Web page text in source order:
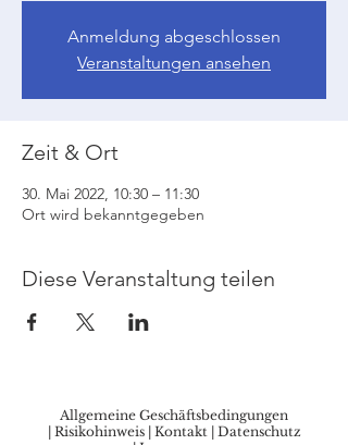
Anmeldung abgeschlossen
Veranstaltungen ansehen
Zeit & Ort
30. Mai 2022, 10:30 – 11:30
Ort wird bekanntgegeben
Diese Veranstaltung teilen
Allgemeine Geschäftsbedingungen
| Risikohinweis| Kontakt | Datenschutz